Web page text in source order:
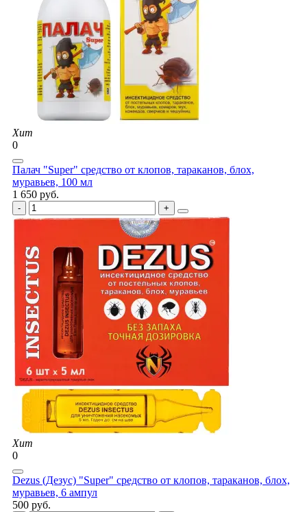
Хит
0
Палач "Super" средство от клопов, тараканов, блох,
муравьев, 100 мл
1 650 руб.
Хит
0
Dezus (Дезус) "Super" средство от клопов, тараканов, блох,
муравьев, 6 ампул
500 руб.